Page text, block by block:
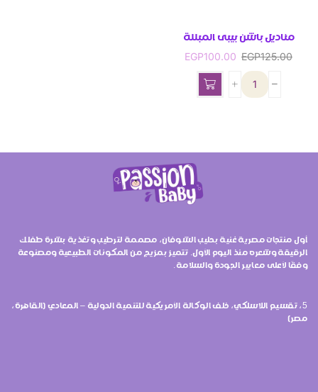
مناديل باشن بيبى المبللة
EGP125.00
EGP100.00
أول منتجات مصرية غنية بحليب الشوفان، مصممة لترطيب وتغذية بشرة طفلك
الرقيقة وشعره منذ اليوم الأول. تتميز بمزيج من المكونات الطبيعية ومصنوعة
وفقًا لأعلى معايير الجودة والسلامة.
5، تقسيم اللاسلكي، خلف الوكالة الأمريكية للتنمية الدولية – المعادي (القاهرة،
مصر)